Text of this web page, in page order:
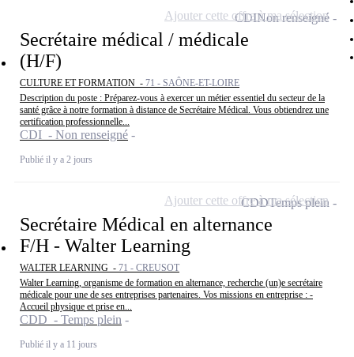
Secrétaire médical / médicale
(H/F)
CULTURE ET FORMATION - 71 - SAÔNE-ET-LOIRE
Description du poste : Préparez-vous à exercer un métier essentiel du secteur de la
santé grâce à notre formation à distance de Secrétaire Médical. Vous obtiendrez une
certification professionnelle...
CDI - Non renseigné
Publié il y a 2 jours
CDINon renseigné
Ajouter cette offre à ma sélection
Secrétaire Médical en alternance
F/H - Walter Learning
WALTER LEARNING - 71 - CREUSOT
Walter Learning, organisme de formation en alternance, recherche (un)e secrétaire
médicale pour une de ses entreprises partenaires. Vos missions en entreprise : -
Accueil physique et prise en...
CDD - Temps plein
Publié il y a 11 jours
CDDTemps plein
Ajouter cette offre à ma sélection